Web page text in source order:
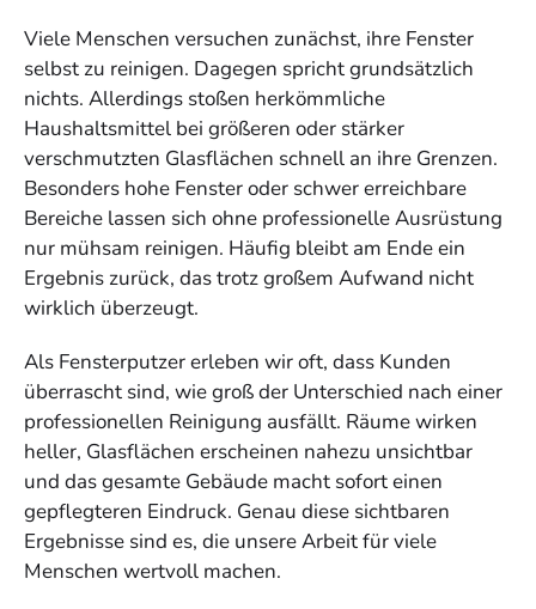
Viele Menschen versuchen zunächst, ihre Fenster
selbst zu reinigen. Dagegen spricht grundsätzlich
nichts. Allerdings stoßen herkömmliche
Haushaltsmittel bei größeren oder stärker
verschmutzten Glasflächen schnell an ihre Grenzen.
Besonders hohe Fenster oder schwer erreichbare
Bereiche lassen sich ohne professionelle Ausrüstung
nur mühsam reinigen. Häufig bleibt am Ende ein
Ergebnis zurück, das trotz großem Aufwand nicht
wirklich überzeugt.
Als Fensterputzer erleben wir oft, dass Kunden
überrascht sind, wie groß der Unterschied nach einer
professionellen Reinigung ausfällt. Räume wirken
heller, Glasflächen erscheinen nahezu unsichtbar
und das gesamte Gebäude macht sofort einen
gepflegteren Eindruck. Genau diese sichtbaren
Ergebnisse sind es, die unsere Arbeit für viele
Menschen wertvoll machen.